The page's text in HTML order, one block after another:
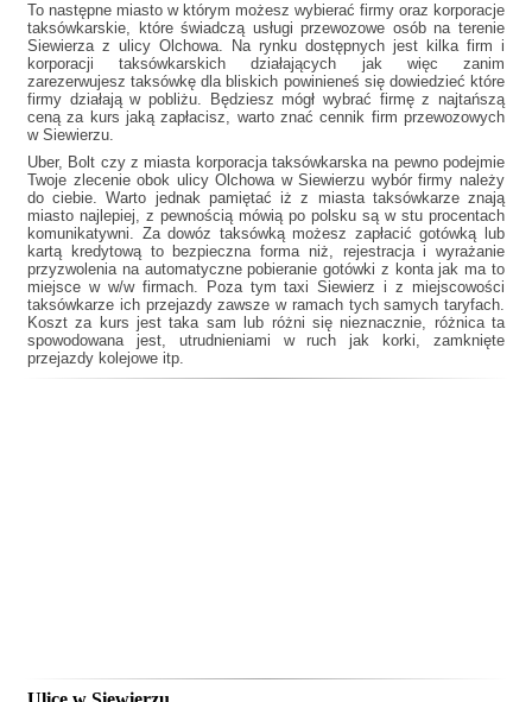
To następne miasto w którym możesz wybierać firmy oraz korporacje
taksówkarskie, które świadczą usługi przewozowe osób na terenie
Siewierza z ulicy Olchowa. Na rynku dostępnych jest kilka firm i
korporacji taksówkarskich działających jak więc zanim
zarezerwujesz taksówkę dla bliskich powinieneś się dowiedzieć które
firmy działają w pobliżu. Będziesz mógł wybrać firmę z najtańszą
ceną za kurs jaką zapłacisz, warto znać cennik firm przewozowych
w Siewierzu.
Uber, Bolt czy z miasta korporacja taksówkarska na pewno podejmie
Twoje zlecenie obok ulicy Olchowa w Siewierzu wybór firmy należy
do ciebie. Warto jednak pamiętać iż z miasta taksówkarze znają
miasto najlepiej, z pewnością mówią po polsku są w stu procentach
komunikatywni. Za dowóz taksówką możesz zapłacić gotówką lub
kartą kredytową to bezpieczna forma niż, rejestracja i wyrażanie
przyzwolenia na automatyczne pobieranie gotówki z konta jak ma to
miejsce w w/w firmach. Poza tymtaxi Siewierz i z miejscowości
taksówkarze ich przejazdy zawsze w ramach tych samych taryfach.
Koszt za kurs jest taka sam lub różni się nieznacznie, różnica ta
spowodowana jest, utrudnieniami w ruch jak korki, zamknięte
przejazdy kolejowe itp.